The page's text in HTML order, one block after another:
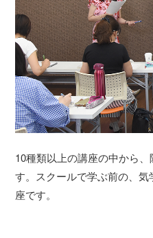
10種類以上の講座の中から
す。スクールで学ぶ前の、
座です。